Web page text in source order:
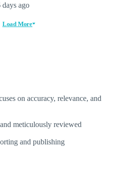
days ago
Load More
on accuracy, relevance, and
meticulously reviewed
and publishing